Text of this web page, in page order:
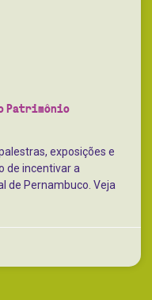
Patrimônio
exposições e
de incentivar a
de Pernambuco. Veja